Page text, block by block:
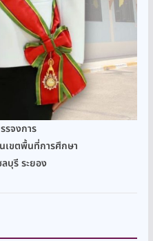
รจงการ
เขตพื้นที่การศึกษา
บุรี ระยอง